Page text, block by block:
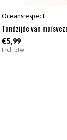
Oceansrespect
Tandzijde van
€5,99
Incl. btw